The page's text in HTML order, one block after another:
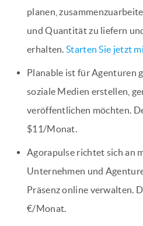
planen,
und Quantität zu liefern
erhalten. Starten Sie jetzt
Planable ist für Agenturen
soziale Medien erstellen,
veröffentlichen möchten.
$11/Monat.
Agorapulse richtet sich an
Unternehmen und
Präsenz online verwalten.
€/Monat.